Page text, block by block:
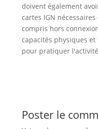
doivent également
cartes IGN
compris hors
capacités physiques
pour pratiquer
Poster le